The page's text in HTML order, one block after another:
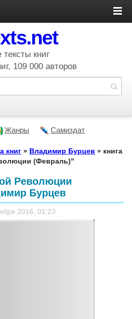
тексты книг
109 000 авторов
Жанры Самиздат
книг » Владимир Бурцев » книга
(Февраль)"
Революции
Бурцев
2016, 01:23